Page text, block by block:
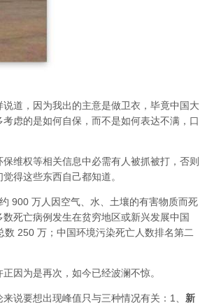
道，因为我出的主意是做卫衣，毕竟中国大
虑的是如何自保，而不是如何表达不满，口
维权等相关信息中必需有人被抓被打，否则
得这些东西自己都知道。
900 万人因空气、水、土壤的有害物质而死
死亡病例发生在贫穷地区或新兴发展中国
250 万；中国环境污染死亡人数排名第二
因为是再次，如今已经波澜不惊。
说要想出现峰值只与三种情况有关：1、 新